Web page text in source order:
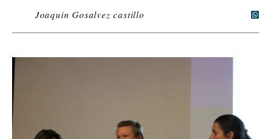
Joaquin Gosalvez castillo